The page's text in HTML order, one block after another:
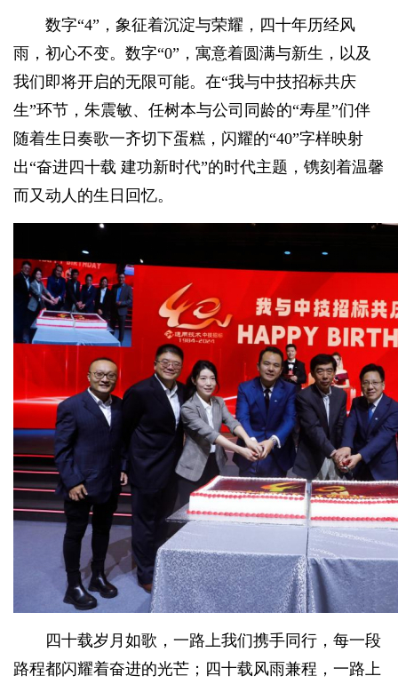
数字“4”，象征着沉淀与荣耀，四十年历经风
雨，初心不变。数字“0”，寓意着圆满与新生，以及
我们即将开启的无限可能。在“我与中技招标共庆
生”环节，朱震敏、任树本与公司同龄的“寿星”们伴
随着生日奏歌一齐切下蛋糕，闪耀的“40”字样映射
出“奋进四十载 建功新时代”的时代主题，镌刻着温馨
而又动人的生日回忆。
四十载岁月如歌，一路上我们携手同行，每一段
路程都闪耀着奋进的光芒；四十载风雨兼程，一路上